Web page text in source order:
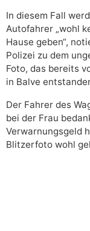
In diesem Fall
Autofahrer „wohl
Hause geben“,
Polizei zu dem
Foto, das bereits
in Balve
Der Fahrer des
bei der Frau
Verwarnungsgeld
Blitzerfoto wohl